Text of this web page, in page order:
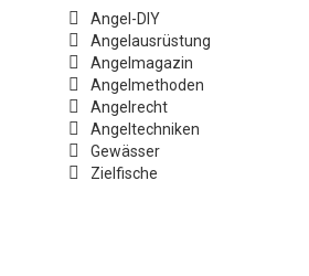
Angel-DIY
Angelausrüstung
Angelmagazin
Angelmethoden
Angelrecht
Angeltechniken
Gewässer
Zielfische